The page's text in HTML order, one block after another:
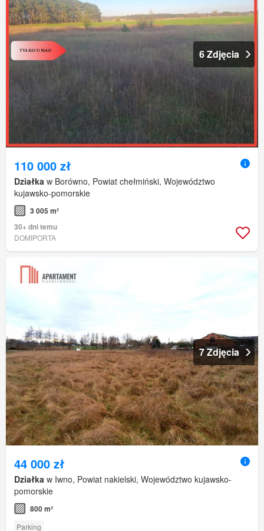
6 Zdjęcia
110 000 zł
Działka w Borówno, Powiat chełmiński, Województwo
kujawsko-pomorskie
3 005 m²
30+ dni temu
DOMIPORTA
7 Zdjęcia
44 000 zł
Działka w Iwno, Powiat nakielski, Województwo kujawsko-
pomorskie
800 m²
Parking